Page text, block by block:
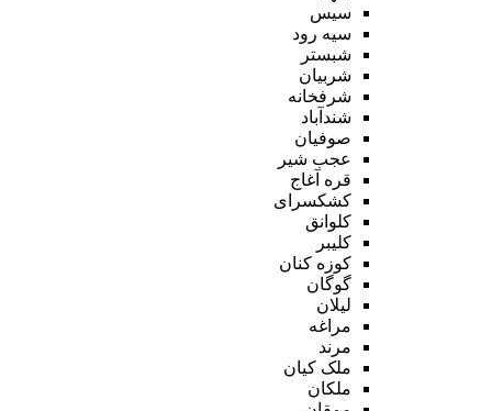
سیس
سیه رود
شبستر
شربیان
شرفخانه
شندآباد
صوفیان
عجب شیر
قره آغاج
کشکسرای
کلوانق
کلیبر
کوزه کنان
گوگان
لیلان
مراغه
مرند
ملک کیان
ملکان